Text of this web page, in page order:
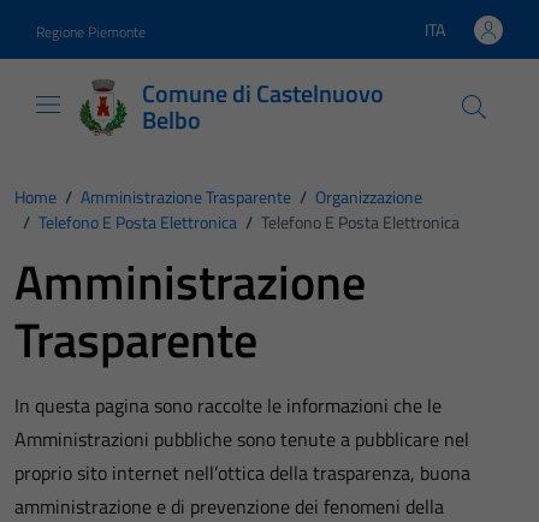
Regione Piemonte Lingua attiva:
ITA
Comune di Castelnuovo
Belbo
Home / Amministrazione Trasparente / Organizzazione
/ Telefono E Posta Elettronica / Telefono E Posta Elettronica
Amministrazione
Trasparente
In questa pagina sono raccolte le informazioni che le
Amministrazioni pubbliche sono tenute a pubblicare nel
proprio sito internet nell’ottica della trasparenza, buona
amministrazione e di prevenzione dei fenomeni della